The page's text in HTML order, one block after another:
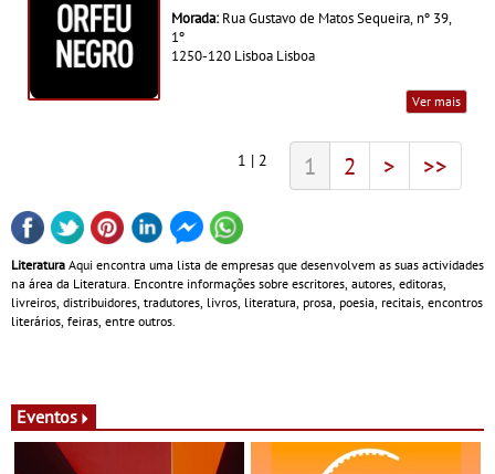
Morada: Rua Gustavo de Matos Sequeira, nº 39,
1º
1250-120 Lisboa Lisboa
Ver mais
1 | 2 1 2 > >>
Literatura Aqui encontra uma lista de empresas que desenvolvem as suas actividades
na área da Literatura. Encontre informações sobre escritores, autores, editoras,
livreiros, distribuidores, tradutores, livros, literatura, prosa, poesia, recitais, encontros
literários, feiras, entre outros.
Eventos